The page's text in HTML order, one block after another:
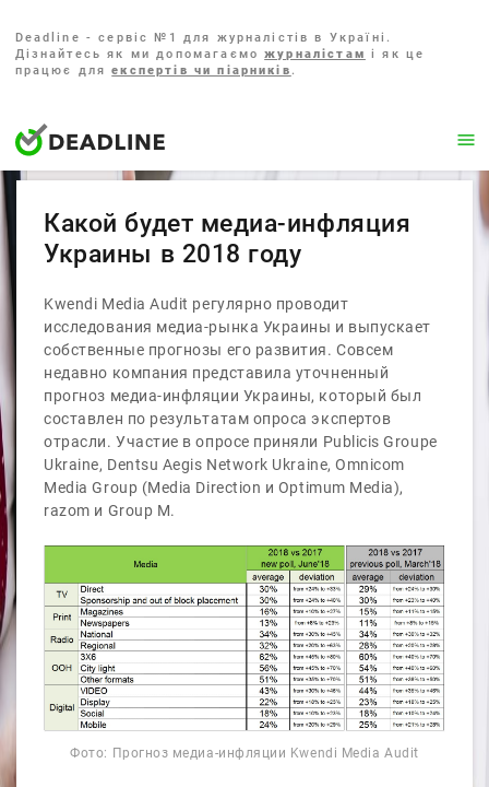
Deadline - сервіс №1 для журналістів в Україні.
Дізнайтесь як ми допомагаєможурналістам і як це
працює дляекспертів чи піарників .
Какой будет медиа-инфляция
Украины в 2018 году
Kwendi Media Audit регулярно проводит
исследования медиа-рынка Украины и выпускает
собственные прогнозы его развития. Совсем
недавно компания представила уточненный
прогноз медиа-инфляции Украины, который был
составлен по результатам опроса экспертов
отрасли. Участие в опросе приняли Publicis Groupe
Ukraine, Dentsu Aegis Network Ukraine, Omnicom
Media Group (Media Direction и Optimum Media),
razom и Group M.
Фото: Прогноз медиа-инфляции Kwendi Media Audit